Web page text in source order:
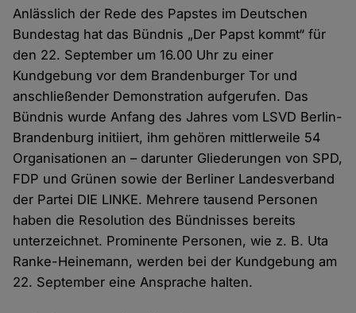
Anlässlich der Rede des Papstes im Deutschen
Bundestag hat das Bündnis „Der Papst kommt“ für
den 22. September um 16.00 Uhr zu einer
Kundgebung vor dem Brandenburger Tor und
anschließender Demonstration aufgerufen. Das
Bündnis wurde Anfang des Jahres vom LSVD Berlin-
Brandenburg initiiert, ihm gehören mittlerweile 54
Organisationen an – darunter Gliederungen von SPD,
FDP und Grünen sowie der Berliner Landesverband
der Partei DIE LINKE. Mehrere tausend Personen
haben die Resolution des Bündnisses bereits
unterzeichnet. Prominente Personen, wie z. B. Uta
Ranke-Heinemann, werden bei der Kundgebung am
22. September eine Ansprache halten.